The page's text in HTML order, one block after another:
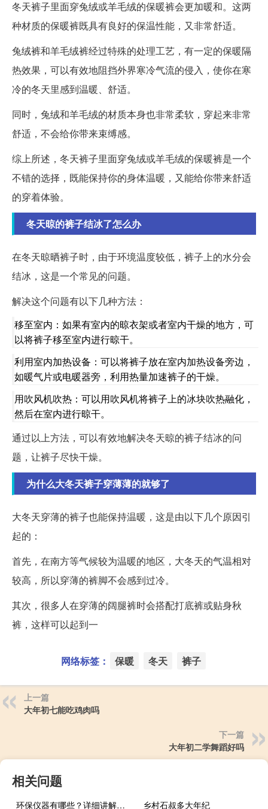
冬天裤子里面穿兔绒或羊毛绒的保暖裤会更加暖和。这两
种材质的保暖裤既具有良好的保温性能，又非常舒适。
兔绒裤和羊毛绒裤经过特殊的处理工艺，有一定的保暖隔
热效果，可以有效地阻挡外界寒冷气流的侵入，使你在寒
冷的冬天里感到温暖、舒适。
同时，兔绒和羊毛绒的材质本身也非常柔软，穿起来非常
舒适，不会给你带来束缚感。
综上所述，冬天裤子里面穿兔绒或羊毛绒的保暖裤是一个
不错的选择，既能保持你的身体温暖，又能给你带来舒适
的穿着体验。
冬天晾的裤子结冰了怎么办
在冬天晾晒裤子时，由于环境温度较低，裤子上的水分会
结冰，这是一个常见的问题。
解决这个问题有以下几种方法：
移至室内：如果有室内的晾衣架或者室内干燥的地方，可
以将裤子移至室内进行晾干。
利用室内加热设备：可以将裤子放在室内加热设备旁边，
如暖气片或电暖器旁，利用热量加速裤子的干燥。
用吹风机吹热：可以用吹风机将裤子上的冰块吹热融化，
然后在室内进行晾干。
通过以上方法，可以有效地解决冬天晾的裤子结冰的问
题，让裤子尽快干燥。
为什么大冬天裤子穿薄薄的就够了
大冬天穿薄的裤子也能保持温暖，这是由以下几个原因引
起的：
首先，在南方等气候较为温暖的地区，大冬天的气温相对
较高，所以穿薄的裤脚不会感到过冷。
其次，很多人在穿薄的阔腿裤时会搭配打底裤或贴身秋
裤，这样可以起到一
网络标签： 保暖 冬天 裤子
上一篇
大年初七能吃鸡肉吗
下一篇
大年初二学舞蹈好吗
相关问题
环保仪器有哪些？详细讲解各类环保仪器的使用方法
乡村石叔多大年纪